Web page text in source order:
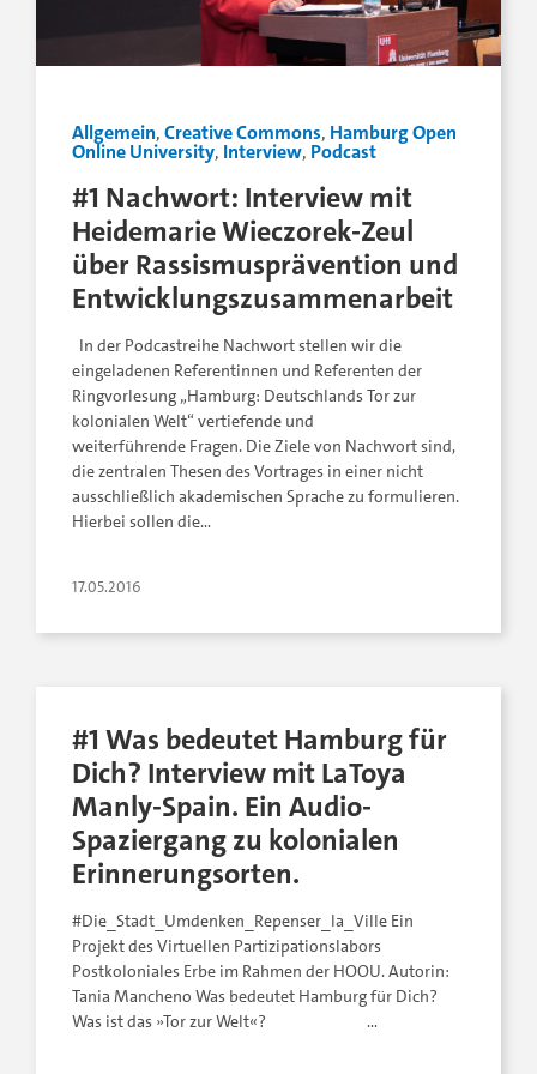
Allgemein,Creative Commons, Hamburg Open
Online University, Interview, Podcast
#1 Nachwort: Interview mit
Heidemarie Wieczorek-Zeul
über Rassismusprävention und
Entwicklungszusammenarbeit
In der Podcastreihe Nachwort stellen wir die
eingeladenen Referentinnen und Referenten der
Ringvorlesung „Hamburg: Deutschlands Tor zur
kolonialen Welt“ vertiefende und
weiterführende Fragen. Die Ziele von Nachwort sind,
die zentralen Thesen des Vortrages in einer nicht
ausschließlich akademischen Sprache zu formulieren.
Hierbei sollen die…
17.05.2016
#1 Was bedeutet Hamburg für
Dich? Interview mit LaToya
Manly-Spain. Ein Audio-
Spaziergang zu kolonialen
Erinnerungsorten.
#Die_Stadt_Umdenken_Repenser_la_Ville Ein
Projekt des Virtuellen Partizipationslabors
Postkoloniales Erbe im Rahmen der HOOU. Autorin:
Tania Mancheno Was bedeutet Hamburg für Dich?
Was ist das »Tor zur Welt«? …